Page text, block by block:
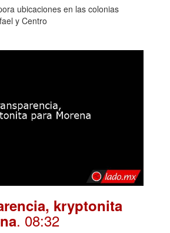
ubicaciones en las colonias
y Centro
kryptonita
. 08:32